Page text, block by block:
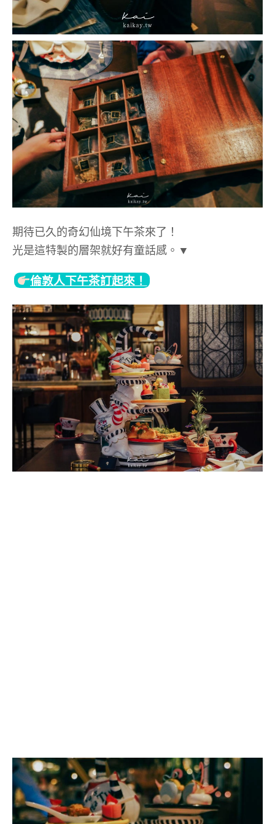
期待已久的奇幻仙境下午茶來了！
光是這特製的層架就好有童話感。▼
倫敦人下午茶訂起來！